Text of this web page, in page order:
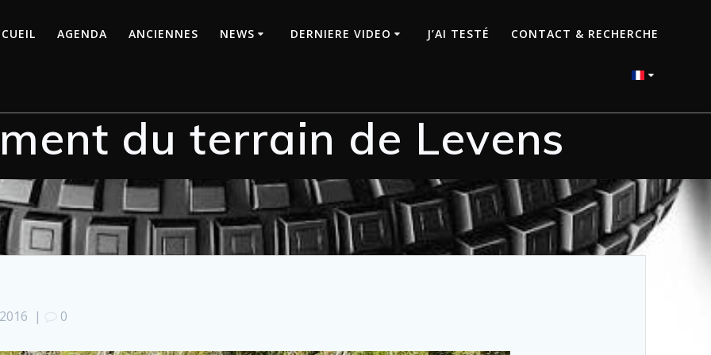
AGENDA ANCIENNES NEWS DERNIERE VIDEO J’AI TESTÉ CONTACT & RECHERCHE
du terrain de Levens
| 0